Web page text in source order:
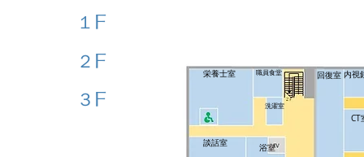
１F
２F
３F
栄養士室 職員食堂
談話室 浴室
洗濯室
回復室 内視
CT